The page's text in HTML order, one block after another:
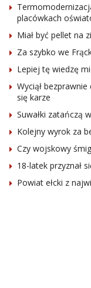
placówkach
Miał być pellet na
Za szybko we
Lepiej tę wiedzę
Wyciął
się karze
Suwałki zatańczą
Kolejny wyrok za
Czy wojskowy
18-latek przyznał
Powiat ełcki z